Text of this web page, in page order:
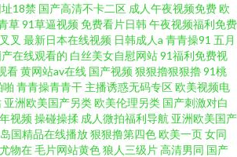
18禁 国产高清不卡二区 成人午夜视频免费欧
草91草逼视频免费看片日韩午夜视频福利免费
叉 最新日本在线视频 日韩成人a 青青操91 五月
在线观看的 白丝美女自慰网站91福利免费视
看黄网站av在线 国产视频狠狠擼狠狠擼91桃
啪 青青操青青干 主播诱惑无码专区欧美视频电
亚洲欧美国产另类欧美伦理另类 国产刺激对白
视频操碰操揉 成人微拍福利导航 亚洲欧美国产
岛国精品在线播放狠狠撸第四色欧美一页女同
物在毛片网站黄色狼人三级片高清男同 国产